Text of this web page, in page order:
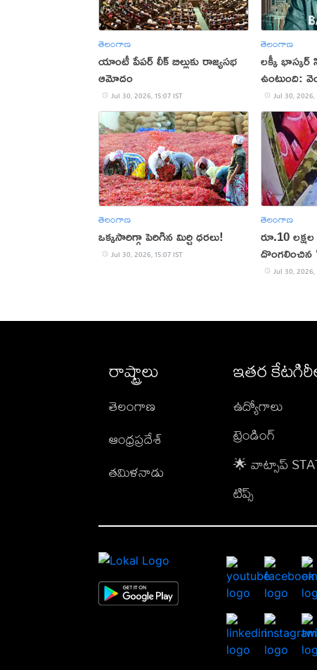
తెలంగాణ
యాంటీ పేపర్ లీక్ బిల్లుకు రాజ్యసభ
ఆమోదం
Jul 30, 2026, 15:07 IST
తెలంగాణ
లక్కీ భాస్కర్
ఉంటుంది:
Jul 30, 2026,
తెలంగాణ
ఒక్కసారిగ్గా పెరిగిన మిర్చి ధరలు!
Jul 30, 2026, 15:07 IST
తెలంగాణ
రూ.10
దొంగలించిన
Jul 30, 2026,
రాష్ట్రాలు
తెలంగాణ
ఆంధ్రప్రదేశ్
తమిళనాడు
ఇతర
ఉద్యోగాలు
ట్రెండింగ్
🌟 వాట్సాప్
టిప్స్